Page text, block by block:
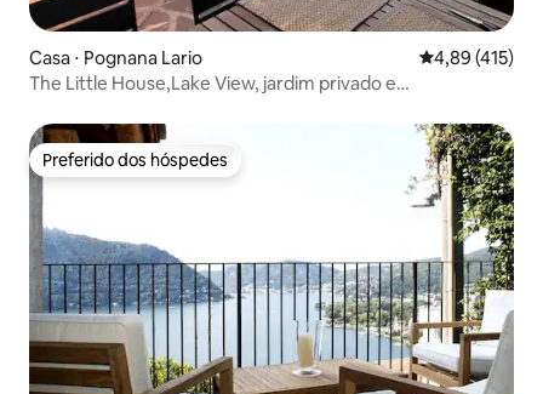
Casa ⋅ Pognana Lario 4,89 de uma
4,89 (415)
The Little House,Lake View, jardim privado e
Preferido dos hóspedes
Preferido dos hóspedes